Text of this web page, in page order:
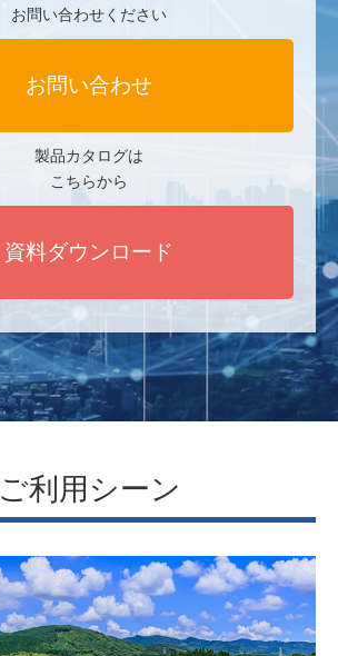
お問い合わせください
お問い合わせ
製品カタログは
こちらから
資料ダウンロード
ご利用シーン